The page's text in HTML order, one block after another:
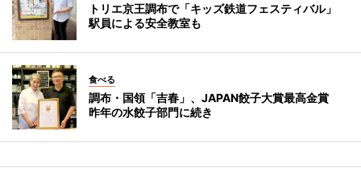
トリエ京王調布で「キッズ鉄道フェスティバル」
駅員による安全教室も
食べる
調布・国領「吉春」、JAPAN餃子大賞最高金賞
昨年の水餃子部門に続き